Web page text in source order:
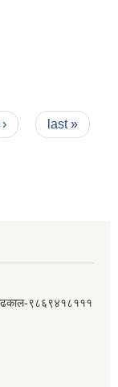
last »
९८६९४१८१११